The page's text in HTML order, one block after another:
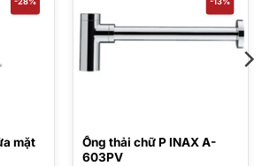
mặt
Ống thải chữ P INAX A-
603PV